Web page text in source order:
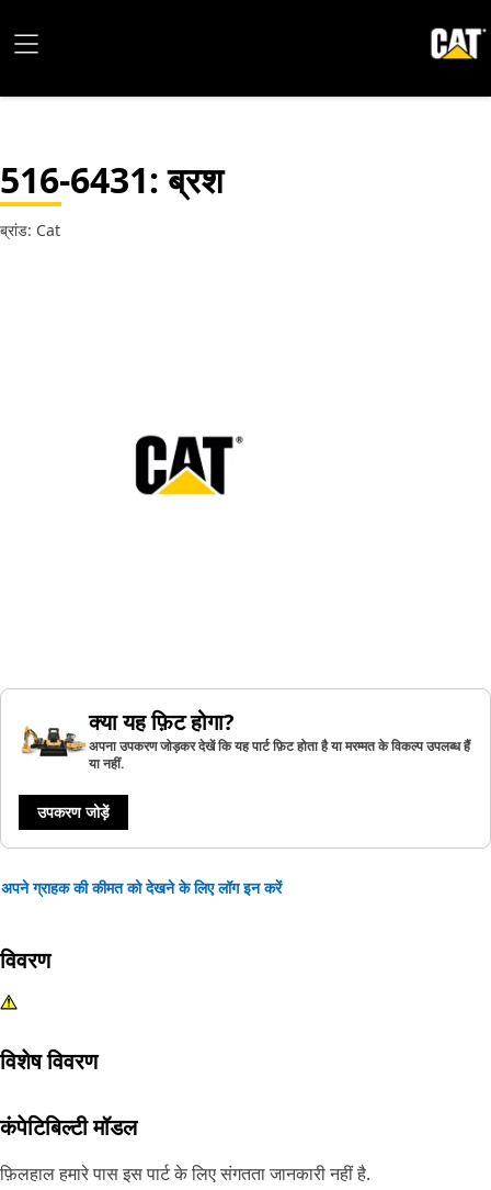
516-6431: ब्रश
ब्रांड: Cat
क्या यह फ़िट होगा?
अपना उपकरण जोड़कर देखें कि यह पार्ट फ़िट होता है या मरम्मत के विकल्प उपलब्ध हैं
या नहीं.
उपकरण जोड़ें
अपने ग्राहक की कीमत को देखने के लिए लॉग इन करें
विवरण
विशेष विवरण
कंपेटिबिल्टी मॉडल
फ़िलहाल हमारे पास इस पार्ट के लिए संगतता जानकारी नहीं है.